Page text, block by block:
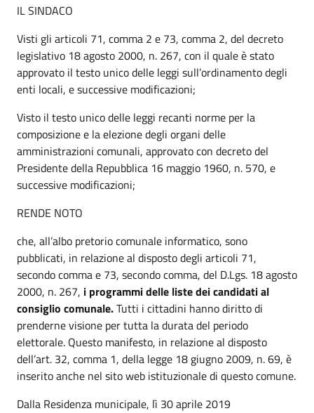
IL SINDACO
Visti gli articoli 71, comma 2 e 73, comma 2, del decreto
legislativo 18 agosto 2000, n. 267, con il quale è stato
approvato il testo unico delle leggi sull’ordinamento degli
enti locali, e successive modificazioni;
Visto il testo unico delle leggi recanti norme per la
composizione e la elezione degli organi delle
amministrazioni comunali, approvato con decreto del
Presidente della Repubblica 16 maggio 1960, n. 570, e
successive modificazioni;
RENDE NOTO
che, all’albo pretorio comunale informatico, sono
pubblicati, in relazione al disposto degli articoli 71,
secondo comma e 73, secondo comma, del D.Lgs. 18 agosto
2000, n. 267, i programmi delle liste dei candidati al
consiglio comunale.Tutti i cittadini hanno diritto di
prenderne visione per tutta la durata del periodo
elettorale. Questo manifesto, in relazione al disposto
dell’art. 32, comma 1, della legge 18 giugno 2009, n. 69, è
inserito anche nel sito web istituzionale di questo comune.
Dalla Residenza municipale, lì 30 aprile 2019